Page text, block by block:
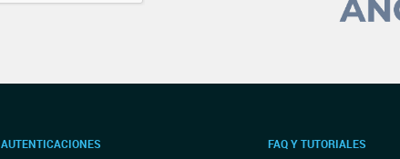
AUTENTICACIONES FAQ Y TUTORIALES